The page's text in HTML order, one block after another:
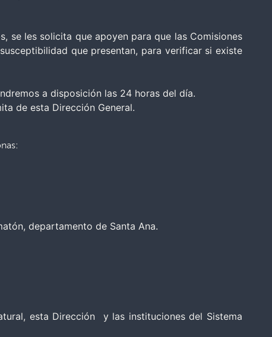
se les solicita que apoyen para que las Comisiones
que presentan, para verificar si existe
a disposición las 24 horas del día.
de esta Dirección General.
departamento de Santa Ana.
esta Dirección y las instituciones del Sistema